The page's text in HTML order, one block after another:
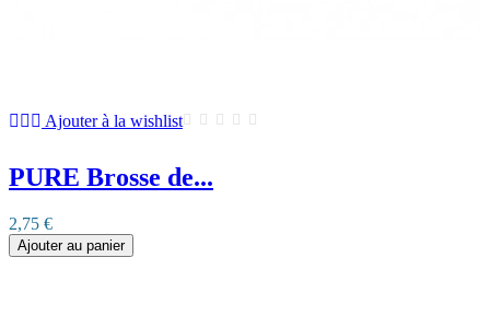
Ajouter à la wishlist
PURE Brosse de...
2,75 €
Ajouter au panier